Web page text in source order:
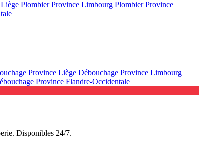
Plombier Province Limbourg Plombier Province
Province Liège Débouchage Province Limbourg
Province Flandre-Occidentale
Disponibles 24/7.